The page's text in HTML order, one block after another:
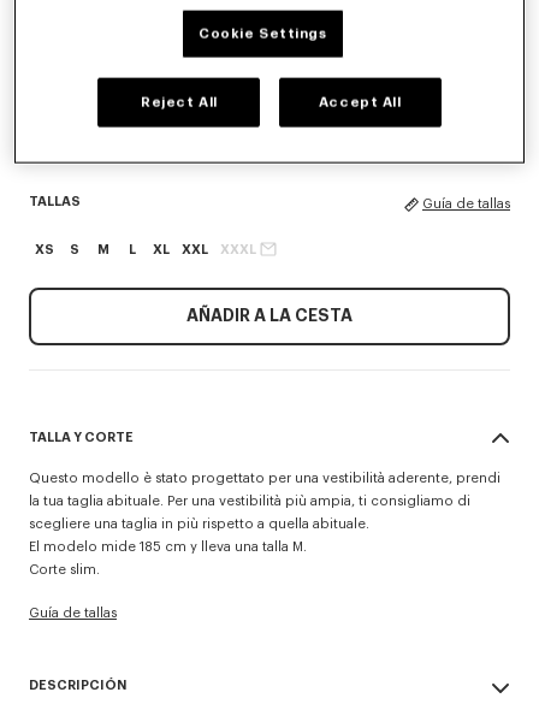
Seleccionado
TALLAS Guía de tallas
XS S M L XL XXL XXXL
AÑADIR A LA CESTA
TALLA Y CORTE
Questo modello è stato progettato per una vestibilità aderente, prendi
la tua taglia abituale. Per una vestibilità più ampia, ti consigliamo di
scegliere una taglia in più rispetto a quella abituale.
El modelo mide 185 cm y lleva una talla M.
Corte slim.
Guía de tallas
DESCRIPCIÓN
Cookie Settings
Reject All Accept All